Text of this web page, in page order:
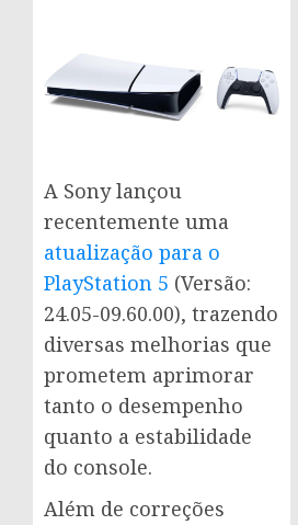
A Sony lançou
recentemente uma
atualização para o
PlayStation 5 (Versão:
24.05-09.60.00), trazendo
diversas melhorias que
prometem aprimorar
tanto o desempenho
quanto a estabilidade
do console.
Além de correções